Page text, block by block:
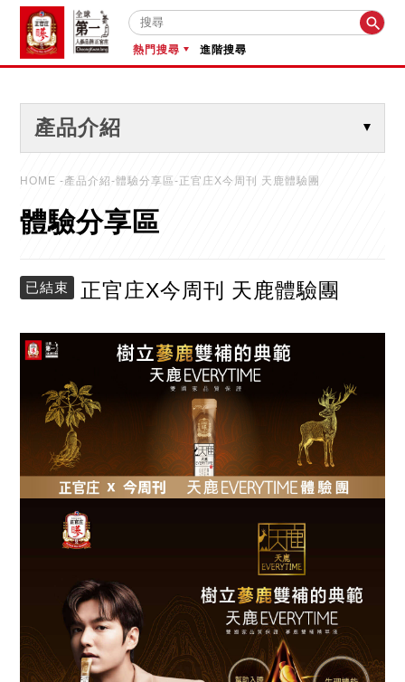

熱門搜尋 進階搜尋
產品介紹
HOME-產品介紹-體驗分享區-正官庄X今周刊 天鹿體驗團
體驗分享區
已結束 正官庄X今周刊 天鹿體驗團